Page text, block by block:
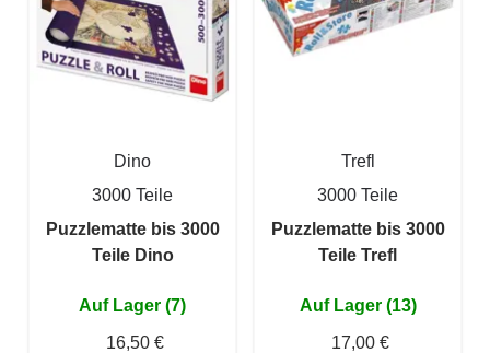
Dino
3000 Teile
Puzzlematte bis 3000
Teile Dino
Auf Lager (7)
16,50 €
Trefl
3000 Teile
Puzzlematte bis 3000
Teile Trefl
Auf Lager (13)
17,00 €